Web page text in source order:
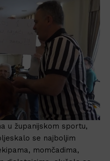
u županijskom sportu,
se najboljim
momčadima,